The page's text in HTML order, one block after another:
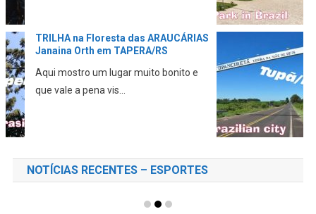
Conhecendo Tupaciretã no RS –
PONTOS TURÍSTICOS
Neste vídeo eu mostro a cidade de
NOTÍCIAS RECENTES – ESPORTES